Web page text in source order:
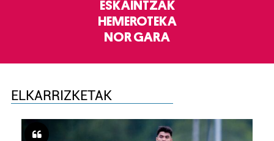
ESKAINTZAK
HEMEROTEKA
NOR GARA
ELKARRIZKETAK